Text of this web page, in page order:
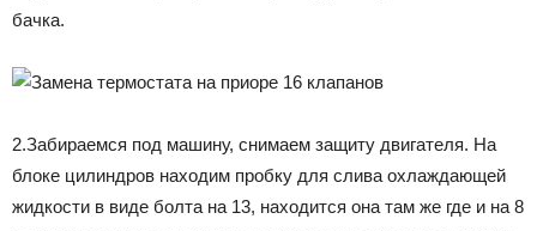
бачка.
2.Забираемся под машину, снимаем защиту двигателя. На
блоке цилиндров находим пробку для слива охлаждающей
жидкости в виде болта на 13, находится она там же где и на 8